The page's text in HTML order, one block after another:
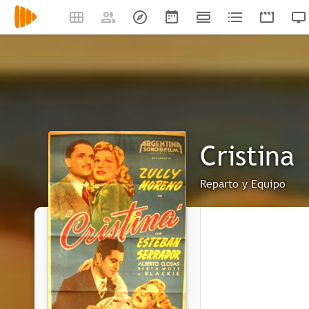
Cristina
Reparto y Equipo